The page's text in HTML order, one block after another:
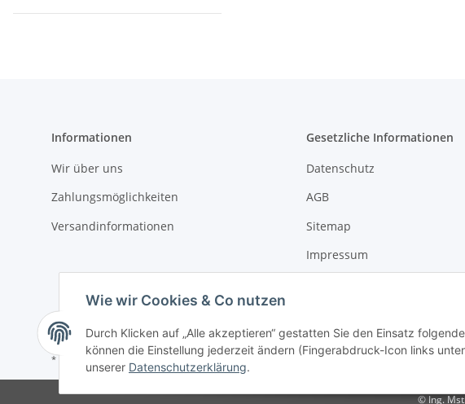
Informationen
Wir über uns
Zahlungsmöglichkeiten
Versandinformationen
Gesetzliche Informationen
Datenschutz
AGB
Sitemap
Impressum
* Alle Preise inkl. gesetzlicher USt., zzgl.
© Ing.
Wie wir Cookies & Co nutzen
Durch Klicken auf „Alle akzeptieren“ gestatten Sie den Einsatz
können die Einstellung jederzeit ändern (Fingerabdruck-Icon links
unserer Datenschutzerklärung.